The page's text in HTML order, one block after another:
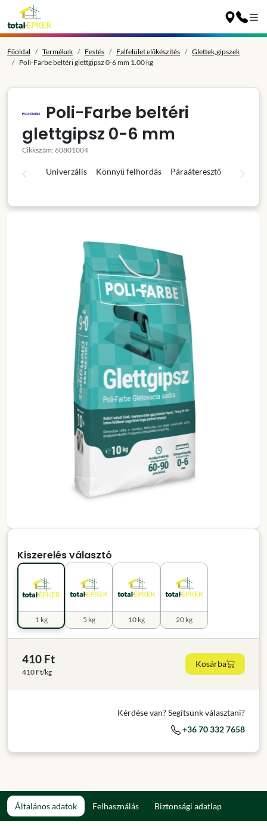
Főoldal Termékek Festés Falfelület előkészítés
Glettek,gipszek
Poli-Farbe beltéri glettgipsz 0-6 mm 1.00 kg
Poli-Farbe beltéri
glettgipsz 0-6 mm
Cikkszám: 60801004
Univerzális Könnyű felhordás Páraáteresztő
Kiszerelés választó
1 kg 5 kg 10 kg 20 kg
410 Ft
410 Ft/kg
Kosárba
Kérdése van? Segítsünk választani?
+36 70 332 7658
Általános adatok Felhasználás Biztonsági adatlap